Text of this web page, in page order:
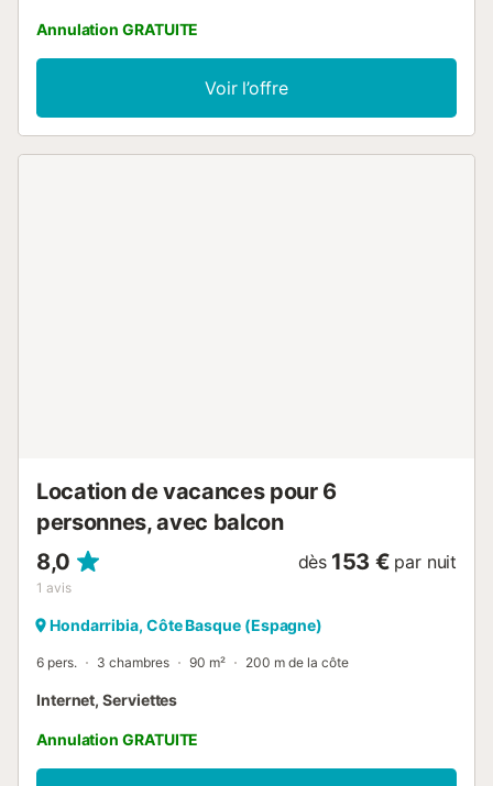
Annulation GRATUITE
Voir l’offre
Location de vacances pour 6
personnes, avec balcon
8,0
1 avis
dès 153 € par nuit
Hondarribia, Côte Basque (Espagne)
6 pers. 3 chambres 90 m² 200 m de la côte
Internet, Serviettes
Annulation GRATUITE